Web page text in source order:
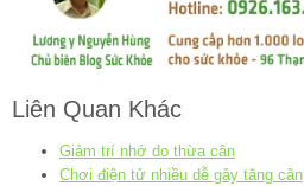
Liên Quan Khác
Giảm trí nhớ do thừa cân
Chơi điện tử nhiều dễ gây tăng cân